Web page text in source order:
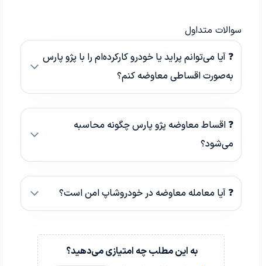
سوالات متداول
❓ آیا می‌توانم پراید یا خودرو کارکرده‌ام را با پژو پارس
به‌صورت اقساطی معاوضه کنم؟
❓ اقساط معاوضه پژو پارس چگونه محاسبه
می‌شود؟
❓ آیا معامله معاوضه در خودروشاپ امن است؟
به این مطلب چه امتیازی می‌دهید؟